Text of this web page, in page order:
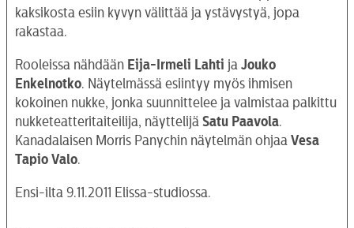
TEATTERI
YHTEYS
Tiedotteet— Medialle
kaksikosta esiin kyvyn välittää ja ystävystyä, jopa
rakastaa.
Rooleissa nähdään Eija-Irmeli Lahti ja Jouko
Enkelnotko. Näytelmässä esiintyy myös ihmisen
kokoinen nukke, jonka suunnittelee ja valmistaa palkittu
nukketeatteritaiteilija, näyttelijä Satu Paavola.
Kanadalaisen Morris Panychin näytelmän ohjaa Vesa
Tapio Valo.
Ensi-ilta 9.11.2011 Elissa-studiossa.